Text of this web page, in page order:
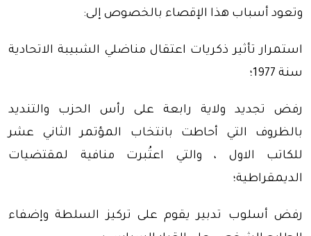
وتعود أسباب هذا الإقصاء بالخصوص إلى:
استمرار تأثير ذكريات اعتقال مناضلي الشبيبة الاتحادية
سنة 1977؛
رفض تجديد ولاية رابعة على رأس الحزب والتنديد
بالظروف التي أحاطت بانتخاب المؤتمر الثاني عشر
للكاتب الاول ، والتي اعتُبرت منافية لمقتضيات
الديمقراطية؛
رفض أسلوب تدبير يقوم على تركيز السلطة وإضفاء